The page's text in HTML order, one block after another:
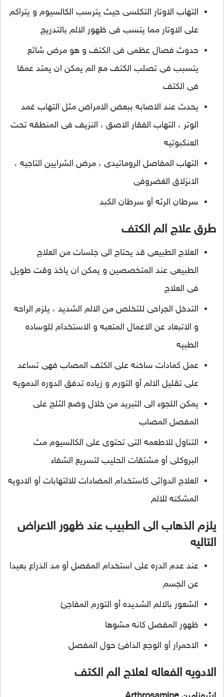
التهاب الاوتار التكلسى حيث يترسب الكالسيوم و يتراكم
على الاوتار مما يتسب فى ظهور الالم بالتدريج
حدوث فصال عظمى فى الكتف و هو مرض شائع
يتسبب فى تصلب الكتف مع الم يمكن ان يمتد عمقا
فى الكتف
يحدث عند الاصابه ببعض الامراض مثل التهاب غمد
الوتر ، التهاب الفقار الاصق ، النزيف فى المنطقه تحت
العنكبوتيه
التهاب المفاصل الروماتيدى ، مرض الشرايين التاجيه ،
الانزلاق الغضروفى
سرطان الرئه أو سرطان الكبد
طرق علاج الم الكتف
العلاج الطبيعى قد يحتاج الى جلسات من العلاج
الطبيعى عند المتخصصين و يمكن ان ياخذ وقت طويل
فى العلاج
التدخل الجراحى للتخلص من الالم الشديد ، يلزم الراحه
و الاتبعاد عن الاعمال المتعبه و الاستخدام للوساده
الطبيه
عمل كمادات ساخنه على الكتف المصاب فهى تساعد
على تقليل الالم أو التورم و زياده تدفق الدوره الدمويه
يمكن اللجوء الى التبريد من خلال وضع الثلج على
المفصل المصاب
التناول للاطعمه التى تحتوى على الكالسيوم مث
البروكلى أو مشتقات الحليب لتسريع الشفاء
العلاج الدوائى كاستخدام المضادات للالتهابات أو الادويه
المشكنه للالم
يلزم الذهاب الى الطبيب عند ظهور الاعراض
التاليه
عند عدم الدره على استخدام المفصل أو مد الذراع بعيدا
عن الجسم
الشعور بالالم الشديده أو التورم المفاجئ
ظهور المفصل كانه مشوها
الاحمرار أو الوجع الدافئ حول المفصل
الادويه الفعاله لعلاج الم الكتف